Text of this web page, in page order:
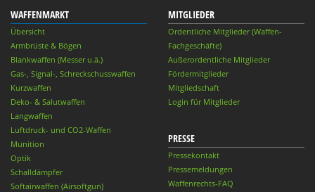
WAFFENMARKT
Übersicht
Armbrüste & Bögen
Blankwaffen (Messer u.ä.)
Gas-, Signal-, Schreckschusswaffen
Kurzwaffen
Deko- & Salutwaffen
Langwaffen
Luftdruck- und CO2-Waffen
Munition
Optik
Schalldämpfer
Softairwaffen (Airsoftgun)
MITGLIEDER
Ordentliche Mitglieder (Waffen-
Fachgeschäfte)
Außerordentliche Mitglieder
Fördermitglieder
Mitgliedschaft
Login für Mitglieder
PRESSE
Pressekontakt
Pressemeldungen
Waffenrechts-FAQ